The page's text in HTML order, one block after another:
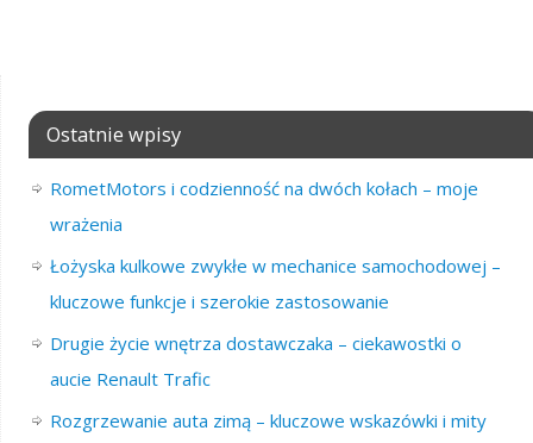
Ostatnie wpisy
RometMotors i codzienność na dwóch kołach – moje
wrażenia
Łożyska kulkowe zwykłe w mechanice samochodowej –
kluczowe funkcje i szerokie zastosowanie
Drugie życie wnętrza dostawczaka – ciekawostki o
aucie Renault Trafic
Rozgrzewanie auta zimą – kluczowe wskazówki i mity